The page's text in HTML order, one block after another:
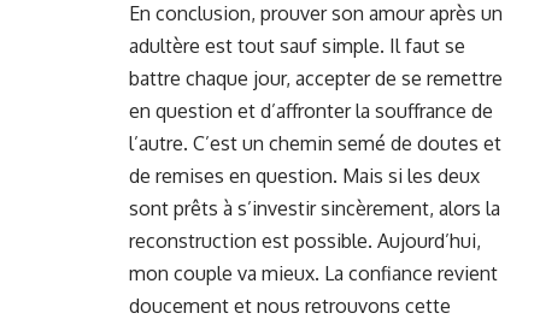
En conclusion, prouver son amour après un
adultère est tout sauf simple. Il faut se
battre chaque jour, accepter de se remettre
en question et d’affronter la souffrance de
l’autre. C’est un chemin semé de doutes et
de remises en question. Mais si les deux
sont prêts à s’investir sincèrement, alors la
reconstruction est possible. Aujourd’hui,
mon couple va mieux. La confiance revient
doucement et nous retrouvons cette